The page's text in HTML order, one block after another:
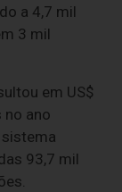
a 4,7 mil
3 mil
em US$
no ano
93,7 mil